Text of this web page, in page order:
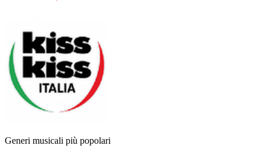
Generi musicali più popolari